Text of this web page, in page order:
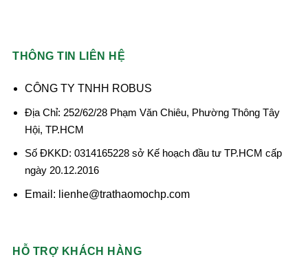
THÔNG TIN LIÊN HỆ
CÔNG TY TNHH ROBUS
Địa Chỉ: 252/62/28 Phạm Văn Chiêu, Phường Thông Tây
Hội, TP.HCM
Số ĐKKD: 0314165228 sở Kế hoạch đầu tư TP.HCM cấp
ngày 20.12.2016
Email: lienhe@trathaomochp.com
HỖ TRỢ KHÁCH HÀNG